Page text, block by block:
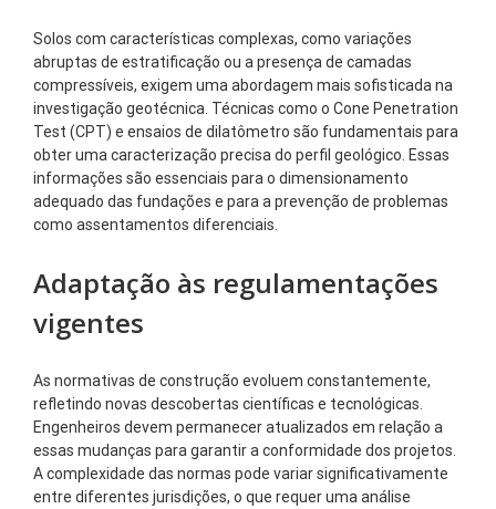
Solos com características complexas, como variações
abruptas de estratificação ou a presença de camadas
compressíveis, exigem uma abordagem mais sofisticada na
investigação geotécnica. Técnicas como o Cone Penetration
Test (CPT) e ensaios de dilatômetro são fundamentais para
obter uma caracterização precisa do perfil geológico. Essas
informações são essenciais para o dimensionamento
adequado das fundações e para a prevenção de problemas
como assentamentos diferenciais.
Adaptação às regulamentações
vigentes
As normativas de construção evoluem constantemente,
refletindo novas descobertas científicas e tecnológicas.
Engenheiros devem permanecer atualizados em relação a
essas mudanças para garantir a conformidade dos projetos.
A complexidade das normas pode variar significativamente
entre diferentes jurisdições, o que requer uma análise